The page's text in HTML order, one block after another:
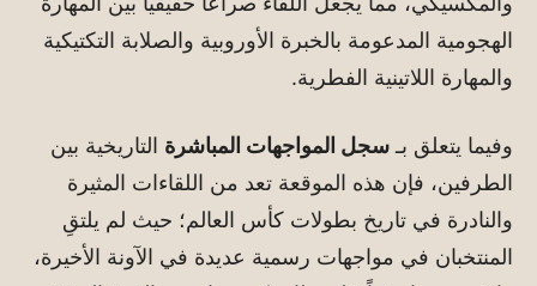
الهجومية المدعومة بالخبرة الأوروبية والصلابة التكتيكية
والمهارة اللاتينية الفطرية.
وفيما يتعلق بـ سجل المواجهات المباشرة التاريخية بين
الطرفين، فإن هذه الموقعة تعد من اللقاءات المثيرة
والنادرة في تاريخ بطولات كأس العالم؛ حيث لم يلتقِ
المنتخبان في مواجهات رسمية عديدة في الآونة الأخيرة،